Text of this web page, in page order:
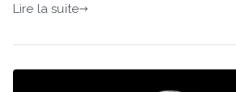
Lire la suite